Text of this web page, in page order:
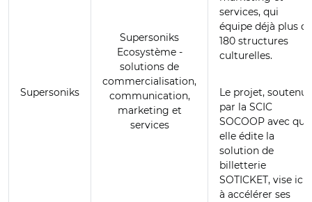
Supersoniks
Supersoniks
Ecosystème -
solutions de
commercialisation,
communication,
marketing et
services
services, qui
équipe déjà plus de
180 structures
culturelles.
Le projet, soutenu
par la SCIC
SOCOOP avec qui
elle édite la
solution de
billetterie
SOTICKET, vise ici
à accélérer ses